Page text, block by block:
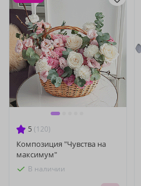
5 (120)
Композиция "Чувства на
максимум"
В наличии